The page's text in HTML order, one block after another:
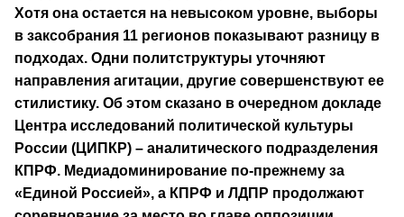
Хотя она остается на невысоком уровне, выборы
в заксобрания 11 регионов показывают разницу в
подходах. Одни политструктуры уточняют
направления агитации, другие совершенствуют ее
стилистику. Об этом сказано в очередном докладе
Центра исследований политической культуры
России (ЦИПКР) – аналитического подразделения
КПРФ. Медиадоминирование по-прежнему за
«Единой Россией», а КПРФ и ЛДПР продолжают